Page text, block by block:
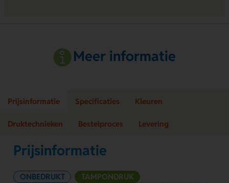
Meer informatie
Prijsinformatie Specificaties Kleuren
Druktechnieken Bestelproces Levering
Prijsinformatie
ONBEDRUKT
TAMPONDRUK